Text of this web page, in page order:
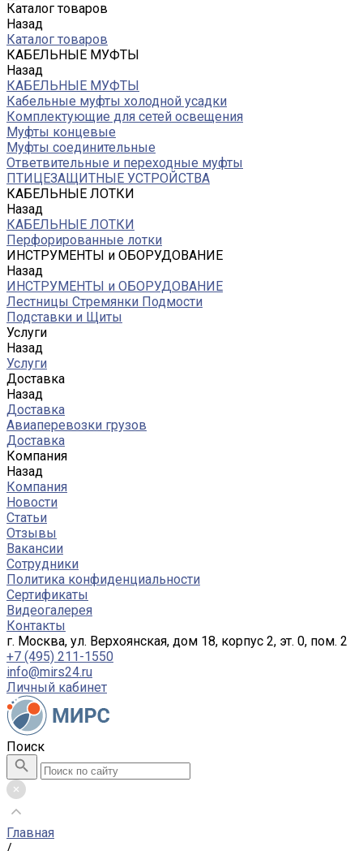
Каталог товаров
Назад
Каталог товаров
КАБЕЛЬНЫЕ МУФТЫ
Назад
КАБЕЛЬНЫЕ МУФТЫ
Кабельные муфты холодной усадки
Комплектующие для сетей освещения
Муфты концевые
Муфты соединительные
Ответвительные и переходные муфты
ПТИЦЕЗАЩИТНЫЕ УСТРОЙСТВА
КАБЕЛЬНЫЕ ЛОТКИ
Назад
КАБЕЛЬНЫЕ ЛОТКИ
Перфорированные лотки
ИНСТРУМЕНТЫ и ОБОРУДОВАНИЕ
Назад
ИНСТРУМЕНТЫ и ОБОРУДОВАНИЕ
Лестницы Стремянки Подмости
Подставки и Щиты
Услуги
Назад
Услуги
Доставка
Назад
Доставка
Авиаперевозки грузов
Доставка
Компания
Назад
Компания
Новости
Статьи
Отзывы
Вакансии
Сотрудники
Политика конфиденциальности
Сертификаты
Видеогалерея
Контакты
г. Москва, ул. Верхоянская, дом 18, корпус 2, эт. 0, пом. 2
+7 (495) 211-1550
info@mirs24.ru
Личный кабинет
Поиск
Главная